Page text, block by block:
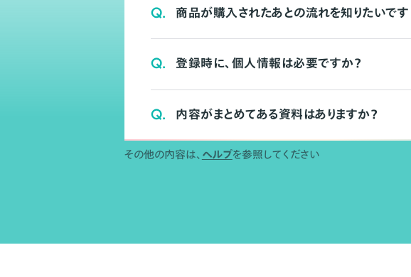
Q. 商品が購入されたあとの流れを知りたいです
Q. 登録時に、個人情報は必要ですか？
Q. 内容がまとめてある資料はありますか？
その他の内容は、 ヘルプを参照してください